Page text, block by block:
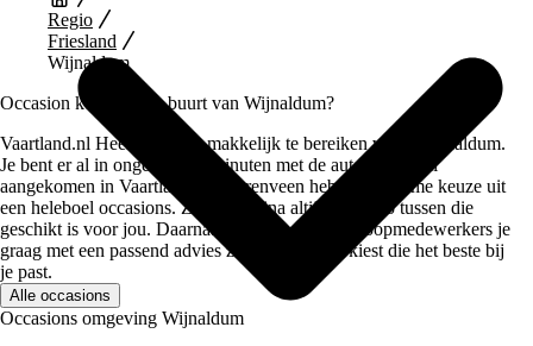
Regio
Friesland
Wijnaldum
Occasion kopen in de buurt van Wijnaldum?
Vaartland.nl Heerenveen is makkelijk te bereiken vanaf Wijnaldum.
Je bent er al in ongeveer 40 minuten met de auto. Eenmaal
aangekomen in Vaartland.nl Heerenveen heb je een ruime keuze uit
een heleboel occasions. Zo zit er bijna altijd een auto tussen die
geschikt is voor jou. Daarnaast helpen onze verkoopmedewerkers je
graag met een passend advies zodat je de auto kiest die het beste bij
je past.
Alle occasions
Occasions omgeving Wijnaldum